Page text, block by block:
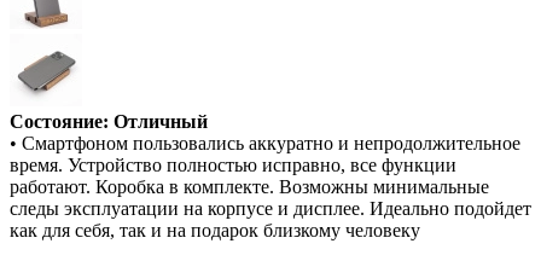
Состояние: Отличный
• Смартфоном пользовались аккуратно и непродолжительное
время. Устройство полностью исправно, все функции
работают. Коробка в комплекте. Возможны минимальные
следы эксплуатации на корпусе и дисплее. Идеально подойдет
как для себя, так и на подарок близкому человеку